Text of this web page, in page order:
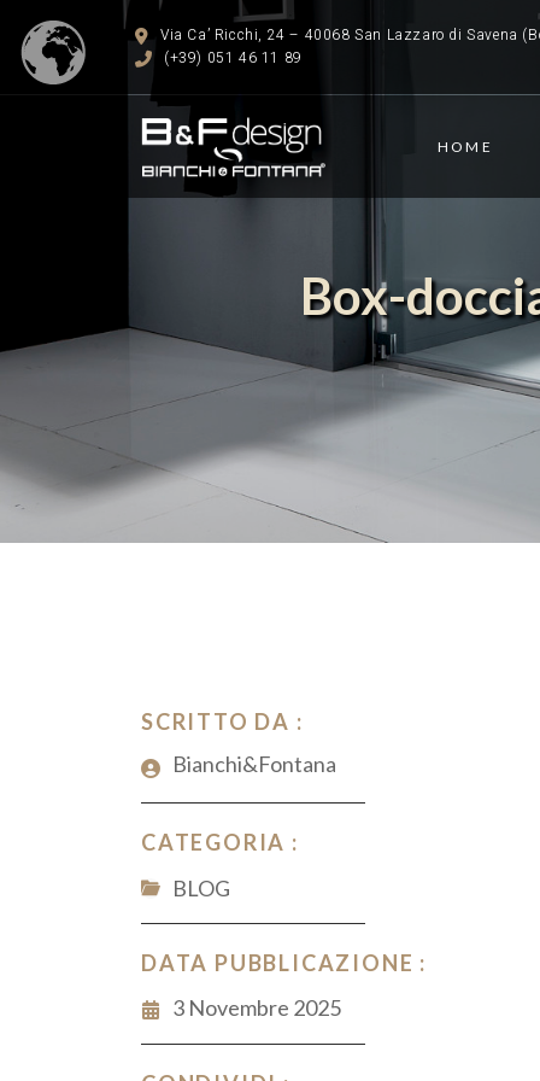
Via Ca’ Ricchi, 24 – 40068 San Lazzaro di Savena
(+39) 051 46 11 89
HOME
Box-
SCRITTO DA :
Bianchi&Fontana
CATEGORIA :
BLOG
DATA PUBBLICAZIONE :
3 Novembre 2025